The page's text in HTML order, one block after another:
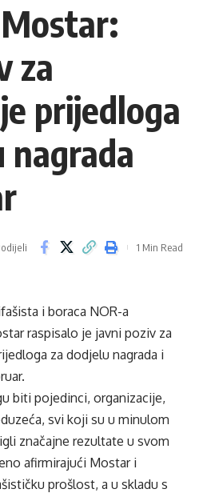
za
prijedloga
nagrada
1 Min Read
i boraca NOR-a
raspisalo je javni poziv za
za dodjelu nagrada i
biti pojedinci, organizacije,
svi koji su u minulom
značajne rezultate u svom
afirmirajući Mostar i
prošlost, a u skladu s